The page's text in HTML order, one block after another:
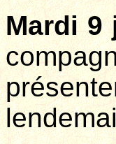
Mardi 9